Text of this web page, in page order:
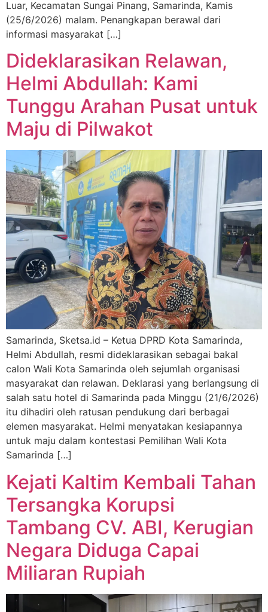
Luar, Kecamatan Sungai Pinang, Samarinda, Kamis
(25/6/2026) malam. Penangkapan berawal dari
informasi masyarakat […]
Dideklarasikan Relawan,
Helmi Abdullah: Kami
Tunggu Arahan Pusat untuk
Maju di Pilwakot
Samarinda, Sketsa.id – Ketua DPRD Kota Samarinda,
Helmi Abdullah, resmi dideklarasikan sebagai bakal
calon Wali Kota Samarinda oleh sejumlah organisasi
masyarakat dan relawan. Deklarasi yang berlangsung di
salah satu hotel di Samarinda pada Minggu (21/6/2026)
itu dihadiri oleh ratusan pendukung dari berbagai
elemen masyarakat. Helmi menyatakan kesiapannya
untuk maju dalam kontestasi Pemilihan Wali Kota
Samarinda […]
Kejati Kaltim Kembali Tahan
Tersangka Korupsi
Tambang CV. ABI, Kerugian
Negara Diduga Capai
Miliaran Rupiah